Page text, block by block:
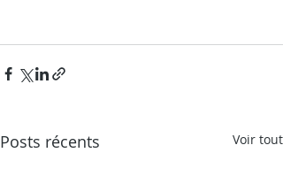
Posts récents Voir tout